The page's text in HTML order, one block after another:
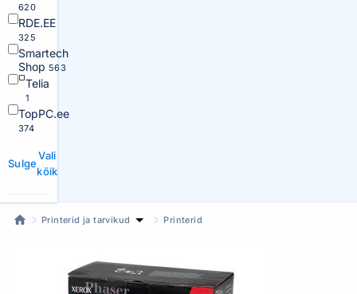
620
RDE.EE
325
Smartech
Shop 563
Telia
1
TopPC.ee
374
Sulge
Vali
kõik
Printerid ja tarvikud Printerid